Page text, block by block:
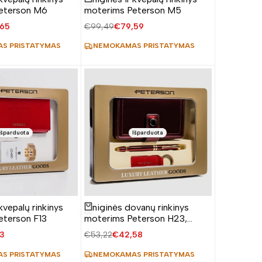
M6
PRISTATYMAS
moterims Peterson M5
Įprasta
€99,49Pardavimo
€79,59
NEMOKAMAS PRISTATYMAS
rinkinys
F13
PRISTATYMAS
Išparduota
Žiūrėti produktą
Piniginės dovanų rinkinys
moterims Peterson H23,
violetinis
Įprasta
€53,22Pardavimo
€42,58
NEMOKAMAS PRISTATYMAS